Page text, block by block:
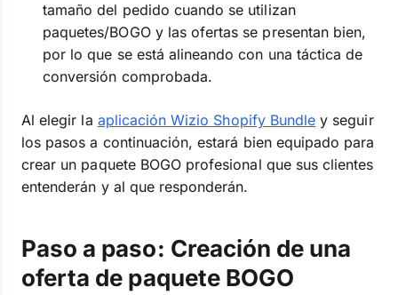
tamaño del pedido cuando se utilizan
paquetes/BOGO y las ofertas se presentan bien,
por lo que se está alineando con una táctica de
conversión comprobada.
Al elegir la aplicación Wizio Shopify Bundle y seguir
los pasos a continuación, estará bien equipado para
crear un paquete BOGO profesional que sus clientes
entenderán y al que responderán.
Paso a paso: Creación de una
oferta de paquete BOGO